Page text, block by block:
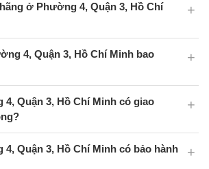
ở Phường 4, Quận 3, Hồ Chí
4, Quận 3, Hồ Chí Minh bao
4, Quận 3, Hồ Chí Minh có giao
Quận 3, Hồ Chí Minh có bảo hành